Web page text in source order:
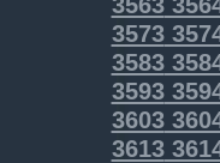
3573
3583
3593
3603
3613